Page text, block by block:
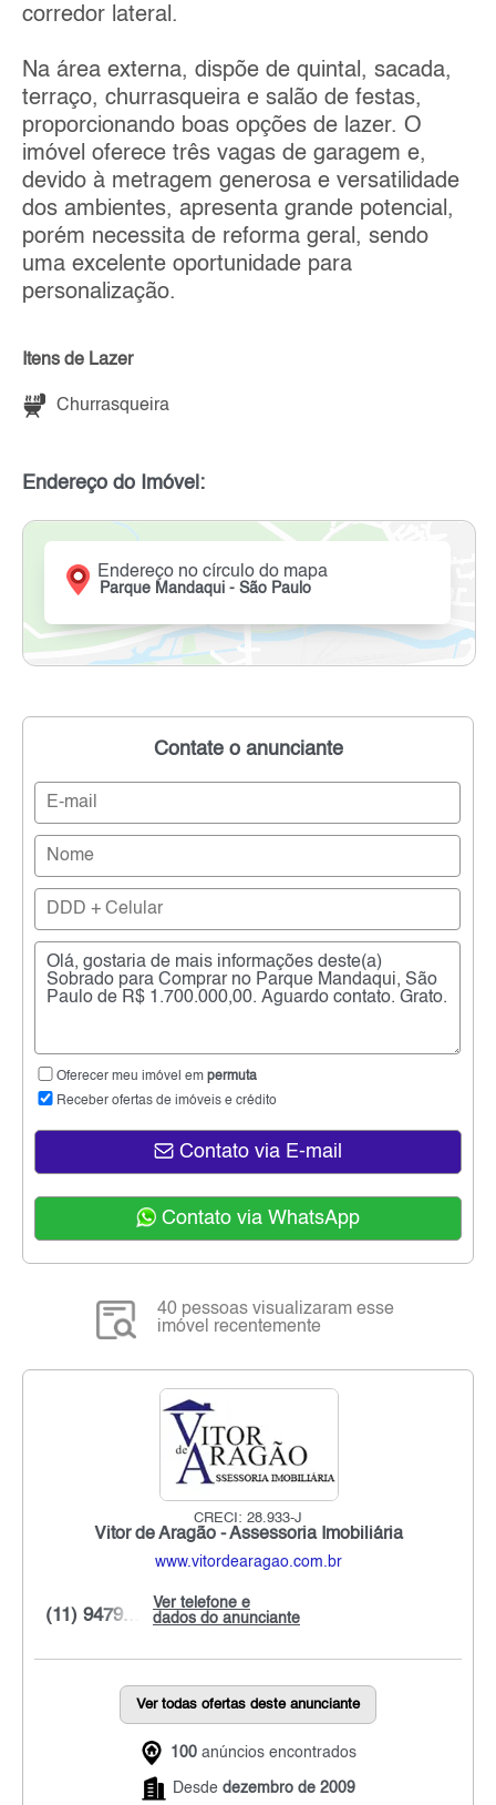
corredor lateral.
Na área externa, dispõe de quintal, sacada,
terraço, churrasqueira e salão de festas,
proporcionando boas opções de lazer. O
imóvel oferece três vagas de garagem e,
devido à metragem generosa e versatilidade
dos ambientes, apresenta grande potencial,
porém necessita de reforma geral, sendo
uma excelente oportunidade para
personalização.
Itens de Lazer
Churrasqueira
Endereço do Imóvel:
Endereço no círculo do mapa
Parque Mandaqui - São Paulo
Contate o anunciante
Oferecer meu imóvel em permuta
Receber ofertas de imóveis e crédito
Contato via E-mail
Contato via WhatsApp
40 pessoas visualizaram esse
imóvel recentemente
CRECI: 28.933-J
Vitor de Aragão - Assessoria Imobiliária
www.vitordearagao.com.br
Ver telefone e
dados do anunciante
(11) 9479...
Ver todas ofertas deste anunciante
100 anúncios encontrados
Desde dezembro de 2009